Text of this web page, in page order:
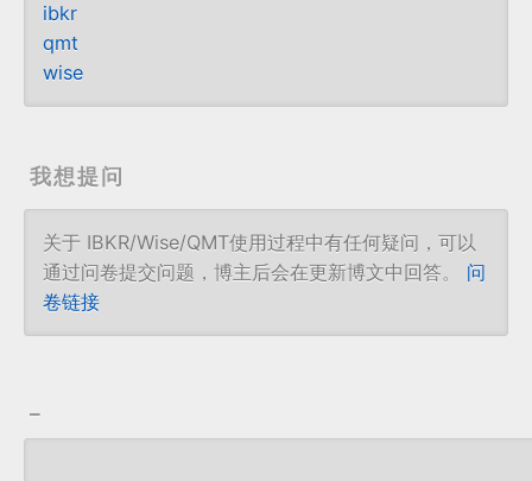
ibkr
qmt
wise
我想提问
关于 IBKR/Wise/QMT使用过程中有任何疑问，可以
通过问卷提交问题，博主后会在更新博文中回答。 问
卷链接